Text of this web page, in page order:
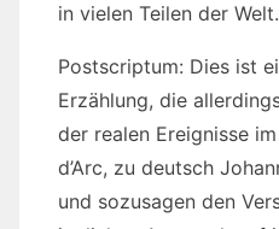
in vielen Teilen der Welt.
Postscriptum: Dies ist
Erzählung, die
der realen Ereignisse
d’Arc, zu deutsch
und sozusagen den